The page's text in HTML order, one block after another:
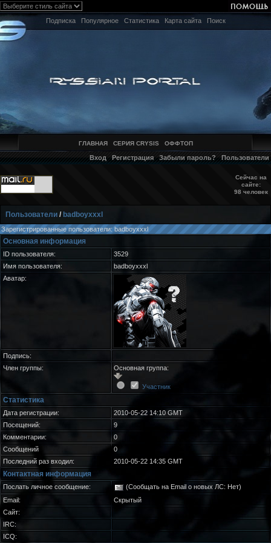
Подписка Популярное Статистика Карта сайта Поиск
ГЛАВНАЯ СЕРИЯ CRYSIS ОФФТОП
Вход Регистрация Забыли пароль? Пользователи
Сейчас на
сайте:
98 человек
Пользователи / badboyxxxl
Зарегистрированные пользователи: badboyxxxl
Основная информация
ID пользователя:
3529
Имя пользователя:
badboyxxxl
Аватар:
Подпись:
Член группы:
Основная группа:
Участник
Статистика
Дата регистрации:
2010-05-22 14:10 GMT
Посещений:
9
Комментарии:
0
Сообщений
0
Последний раз входил:
2010-05-22 14:35 GMT
Контактная информация
Послать личное сообщение:
(Сообщать на Email о новых ЛС: Нет)
Email:
Скрытый
Сайт:
IRC:
ICQ: